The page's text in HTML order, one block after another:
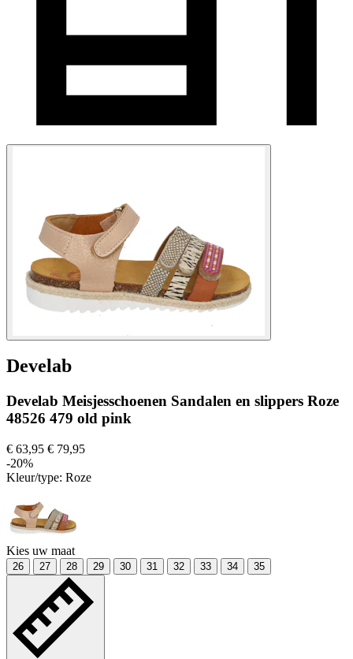
Develab
Develab Meisjesschoenen Sandalen en slippers Roze
48526 479 old pink
€ 63,95 € 79,95
-20%
Kleur/type: Roze
Kies uw maat
26 27 28 29 30 31 32 33 34 35